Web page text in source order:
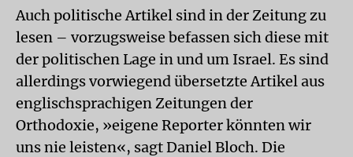
Auch politische Artikel sind in der Zeitung zu
lesen – vorzugsweise befassen sich diese mit
der politischen Lage in und um Israel. Es sind
allerdings vorwiegend übersetzte Artikel aus
englischsprachigen Zeitungen der
Orthodoxie, »eigene Reporter könnten wir
uns nie leisten«, sagt Daniel Bloch. Die